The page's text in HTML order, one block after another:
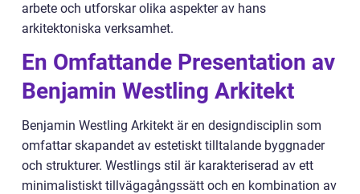
arbete och utforskar olika aspekter av hans
arkitektoniska verksamhet.
En Omfattande Presentation av
Benjamin Westling Arkitekt
Benjamin Westling Arkitekt är en designdisciplin som
omfattar skapandet av estetiskt tilltalande byggnader
och strukturer. Westlings stil är karakteriserad av ett
minimalistiskt tillvägagångssätt och en kombination av